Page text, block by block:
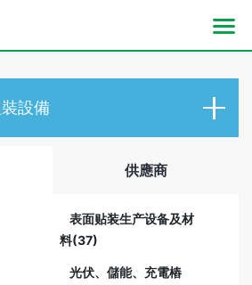
設備
供應商
表面贴装生产设备及材
料(37)
光伏、儲能、充電樁